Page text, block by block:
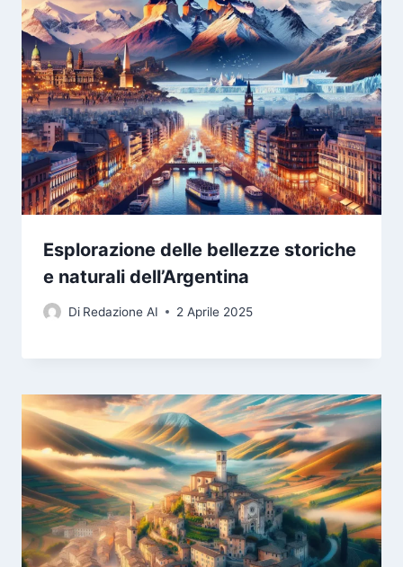
Esplorazione delle bellezze storiche
e naturali dell’Argentina
Di Redazione AI 2 Aprile 2025